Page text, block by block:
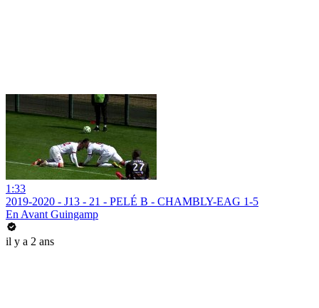
1:33
2019-2020 - J13 - 21 - PELÉ B - CHAMBLY-EAG 1-5
En Avant Guingamp
il y a 2 ans